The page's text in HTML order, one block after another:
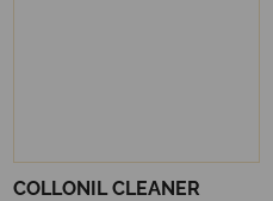
COLLONIL CLEANER